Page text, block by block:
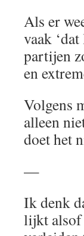
Als er
vaak
partijen
en
Volgens
alleen
doet het
—
Ik denk
lijkt alsof